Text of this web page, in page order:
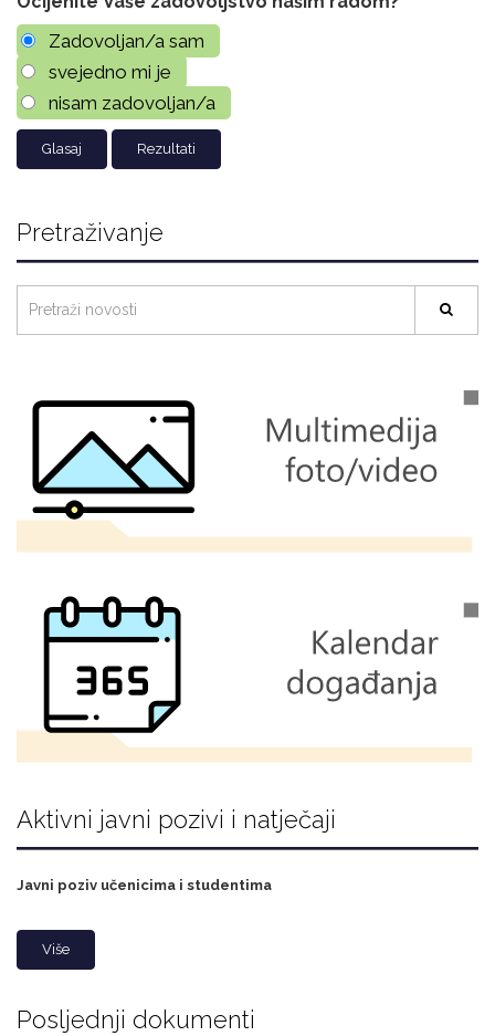
Zadovoljan/a sam
svejedno mi je
nisam zadovoljan/a
Rezultati
Pretraživanje
Aktivni javni pozivi i natječaji
Javni poziv učenicima i studentima
Više
Posljednji dokumenti